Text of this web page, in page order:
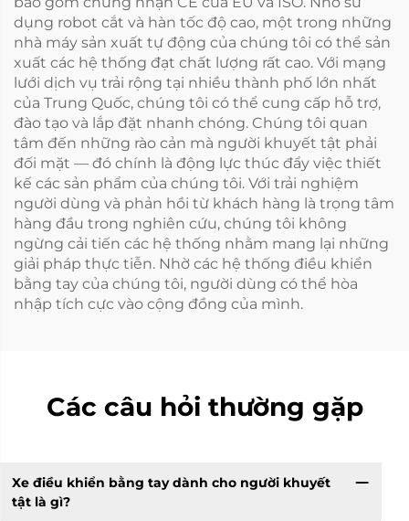
dụng robot cắt và hàn tốc độ cao, một trong những
nhà máy sản xuất tự động của chúng tôi có thể sản
xuất các hệ thống đạt chất lượng rất cao. Với mạng
lưới dịch vụ trải rộng tại nhiều thành phố lớn nhất
của Trung Quốc, chúng tôi có thể cung cấp hỗ trợ,
đào tạo và lắp đặt nhanh chóng. Chúng tôi quan
tâm đến những rào cản mà người khuyết tật phải
đối mặt — đó chính là động lực thúc đẩy việc thiết
kế các sản phẩm của chúng tôi. Với trải nghiệm
người dùng và phản hồi từ khách hàng là trọng tâm
hàng đầu trong nghiên cứu, chúng tôi không
ngừng cải tiến các hệ thống nhằm mang lại những
giải pháp thực tiễn. Nhờ các hệ thống điều khiển
bằng tay của chúng tôi, người dùng có thể hòa
nhập tích cực vào cộng đồng của mình.
Các câu hỏi thường gặp
Xe điều khiển bằng tay dành cho người khuyết
tật là gì?